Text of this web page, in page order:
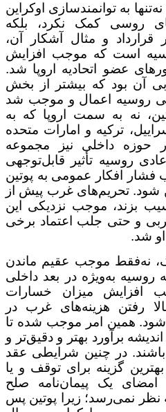
به توانمندسازی اوکراین
روسی کمک نکرد، بلکه
قرارداد و مثال آشکار آن،
است که موجب افزایش
عضو اتحادیه اروپا شد.
آن بود که بیشتر از بخش
روسیه اعمال و موجب شد
نه به سمت اروپا که به
ترکیه و امارات متحده
حوزه داخلی نیز مجموعه
روسیه تأثیر قابل‌توجهی
افکار عمومی به پوتین
شود. تحریم‌های غرب پیش از
بزند، موجب نزدیکی این
و حتی جلب اعتماد برخی
شد.
نه‌فقط موجب عقیم ماندن
روسیه به‌ویژه در بعد داخلی
افزایش میزان خسارات
رفتن هزینه‌های غرب در
همین امر موجب شده تا
برآورد بهتر و دقیق‌تر و
باشند. در چنین شرایطی عقد
گزینه برای توقف و یا
امضای یک پیمان‌نامه صلح
نظر نمی‌رسد؛ زیرا پوتین پس